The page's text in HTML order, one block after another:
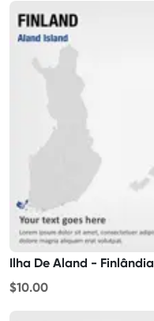
Ilha De Aland - Finlândia
$10.00